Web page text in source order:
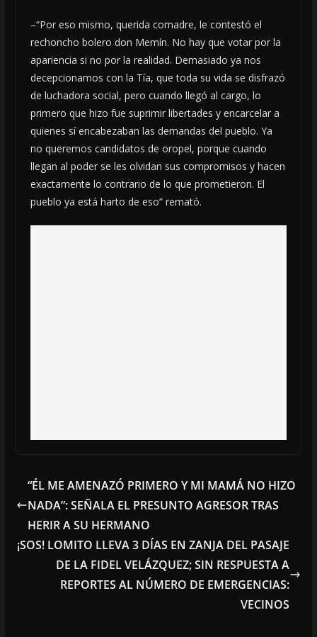
–“Por eso mismo, querida comadre, le contestó el
rechoncho bolero don Memín. No hay que votar por la
apariencia si no por la realidad. Demasiado ya nos
decepcionamos con la Tía, que toda su vida se disfrazó
de luchadora social, pero cuando llegó al cargo, lo
primero que hizo fue suprimir libertades y encarcelar a
quienes sí encabezaban las demandas del pueblo. Ya
no queremos candidatos de oropel, porque cuando
llegan al poder se les olvidan sus compromisos y hacen
exactamente lo contrario de lo que prometieron. El
pueblo ya está harto de eso” remató.
“ÉL ME AMENAZÓ PRIMERO Y MI MAMÁ NO HIZO
NADA”: SEÑALA EL PRESUNTO AGRESOR TRAS
HERIR A SU HERMANO
¡SOS! LOMITO LLEVA 3 DÍAS EN ZANJA DEL PASAJE
DE LA FIDEL VELÁZQUEZ; SIN RESPUESTA A
REPORTES AL NÚMERO DE EMERGENCIAS:
VECINOS